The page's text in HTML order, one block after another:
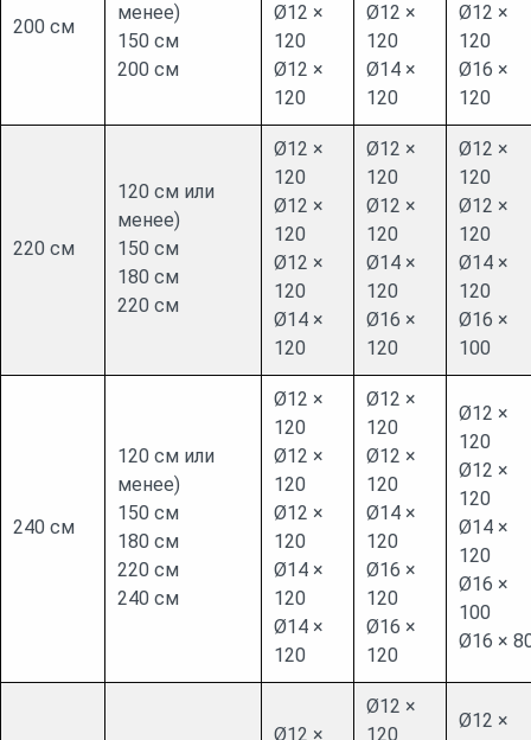
200 см
менее)
150 см
200 см
Ø12 ×
120
Ø12 ×
120
Ø12 ×
120
Ø14 ×
120
Ø12 ×
120
Ø16 ×
120
220 см
120 см или
менее)
150 см
180 см
220 см
Ø12 ×
120
Ø12 ×
120
Ø12 ×
120
Ø14 ×
120
Ø12 ×
120
Ø12 ×
120
Ø14 ×
120
Ø16 ×
120
Ø12 ×
120
Ø12 ×
120
Ø14 ×
120
Ø16 ×
100
240 см
120 см или
менее)
150 см
180 см
220 см
240 см
Ø12 ×
120
Ø12 ×
120
Ø12 ×
120
Ø14 ×
120
Ø14 ×
120
Ø12 ×
120
Ø12 ×
120
Ø14 ×
120
Ø16 ×
120
Ø16 ×
120
Ø12 ×
120
Ø12 ×
120
Ø14 ×
120
Ø16 ×
100
Ø16 ×
Ø12 ×
Ø12 ×
120
Ø12 ×